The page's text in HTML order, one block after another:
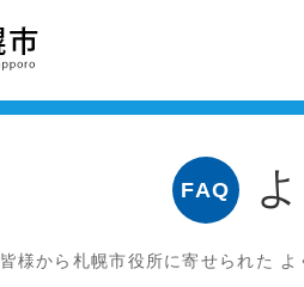
FAQ
皆様から札幌市役所に寄せられた